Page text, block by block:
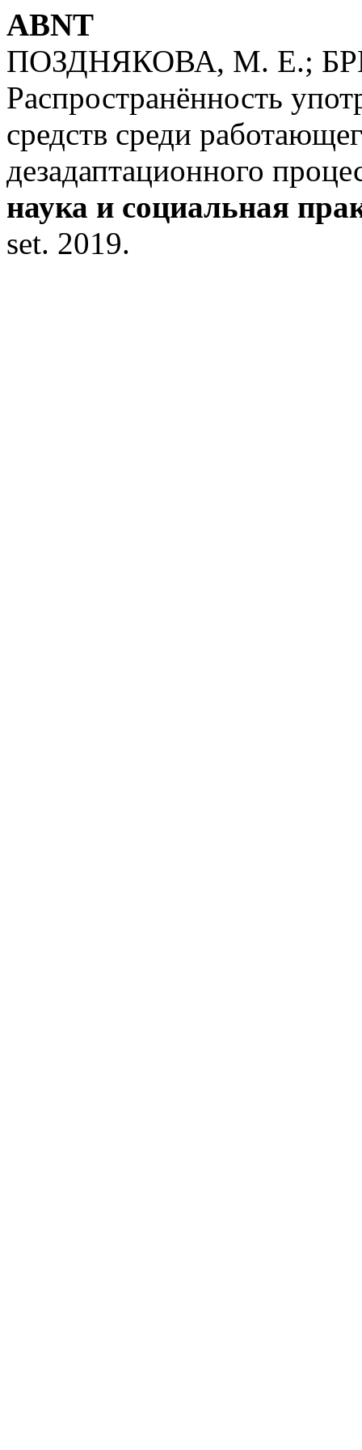
ABNT
ПОЗДНЯКОВА, М. Е.;
Распространённость
средств среди
дезадаптационного
наука и социальная
set. 2019.